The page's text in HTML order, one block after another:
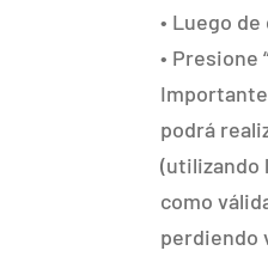
• Luego
• Presione
podrá
(utilizando
como
perdiendo